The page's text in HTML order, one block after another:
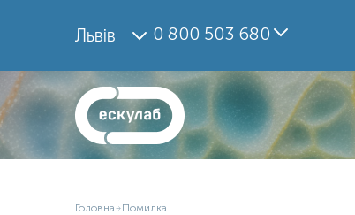
Львів 0 800 503 680
Головна Помилка